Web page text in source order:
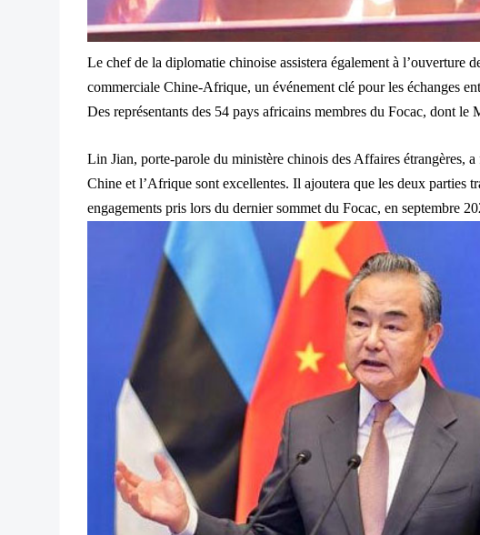
Le chef de la diplomatie chinoise assistera également à l’ouverture
commerciale Chine-Afrique, un événement clé pour les échanges
Des représentants des 54 pays africains membres du Focac, dont le
Lin Jian, porte-parole du ministère chinois des Affaires étrangères,
Chine et l’Afrique sont excellentes. Il ajoutera que les deux parties
engagements pris lors du dernier sommet du Focac, en septembre